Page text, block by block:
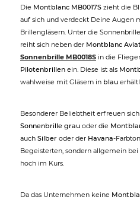
Die Montblanc MB0017S zieht die
auf sich und verdeckt Deine Augen
Brillengläsern. Unter die
reiht sich neben der Montblanc
Sonnenbrille MB0018S in die
Pilotenbrillen ein. Diese ist als
wahlweise mit Gläsern in blau
Besonderer Beliebtheit erfreuen
Sonnenbrille grau oder die
auch Silber oder der Havana-
Begeisterten, sondern allgemein
hoch im Kurs.
Da das Unternehmen keine